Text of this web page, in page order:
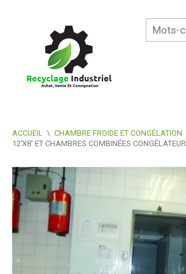
ACCUEIL \ CHAMBRE FROIDE ET CONGÉLATION
12’X8′ ET CHAMBRES COMBINÉES CONGÉLATEUR